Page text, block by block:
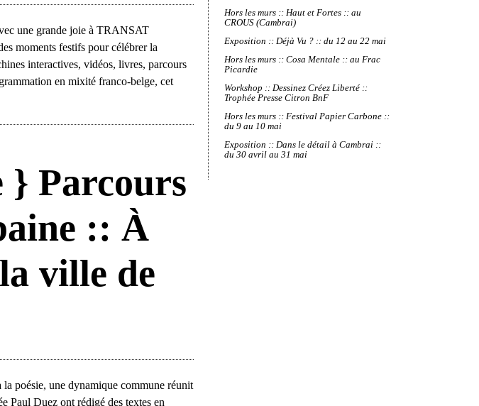
une grande joie à TRANSAT
moments festifs pour célébrer la
interactives, vidéos, livres, parcours
en mixité franco-belge, cet
} Parcours
:: À
ville de
poésie, une dynamique commune réunit
Paul Duez ont rédigé des textes en
Hors les murs :: Haut et Fortes :: au
CROUS (Cambrai)
Exposition :: Déjà Vu ? :: du 12 au 22 mai
Hors les murs :: Cosa Mentale :: au Frac
Picardie
Workshop :: Dessinez Créez Liberté ::
Trophée Presse Citron BnF
Hors les murs :: Festival Papier Carbone ::
du 9 au 10 mai
Exposition :: Dans le détail à Cambrai ::
du 30 avril au 31 mai